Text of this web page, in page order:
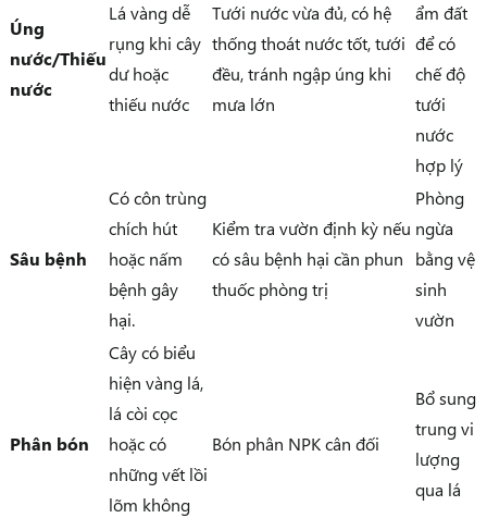
Úng
nước/Thiếu
nước
Lá vàng dễ
rụng khi cây
dư hoặc
thiếu nước
Tưới nước vừa đủ, có hệ
thống thoát nước tốt, tưới
đều, tránh ngập úng khi
mưa lớn
ẩm đất
để có
chế độ
tưới
nước
hợp lý
Sâu bệnh
Có côn trùng
chích hút
hoặc nấm
bệnh gây
hại.
Kiểm tra vườn định kỳ nếu
có sâu bệnh hại cần phun
thuốc phòng trị
Phòng
ngừa
bằng vệ
sinh
vườn
Phân bón
Cây có biểu
hiện vàng lá,
lá còi cọc
hoặc có
những vết lồi
lõm không
Bón phân NPK cân đối
Bổ sung
trung vi
lượng
qua lá